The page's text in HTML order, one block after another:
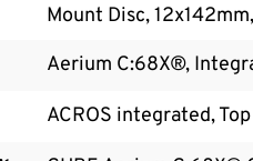
Mount Disc,
Aerium C:68X®,
ACROS integrated,